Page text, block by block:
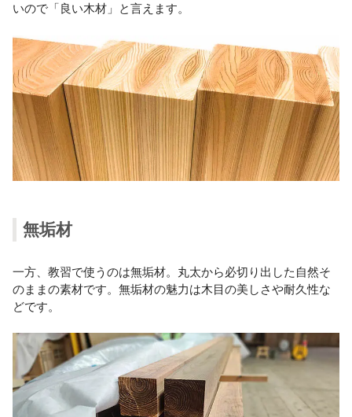
いので「良い木材」と言えます。
無垢材
一方、教習で使うのは無垢材。丸太から必切り出した自然そ
のままの素材です。無垢材の魅力は木目の美しさや耐久性な
どです。